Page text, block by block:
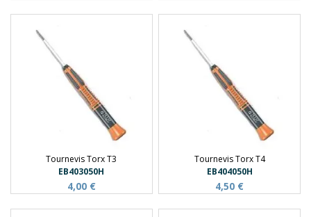
Tournevis Torx T3
EB403050H
4,00 €
Tournevis Torx T4
EB404050H
4,50 €